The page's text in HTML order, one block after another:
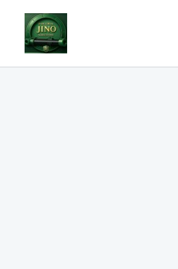
содержимому